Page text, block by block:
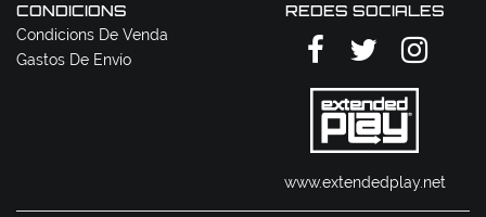
CONDICIONS
Condicions De Venda
Gastos De Envío
REDES SOCIALES
www.extendedplay.net